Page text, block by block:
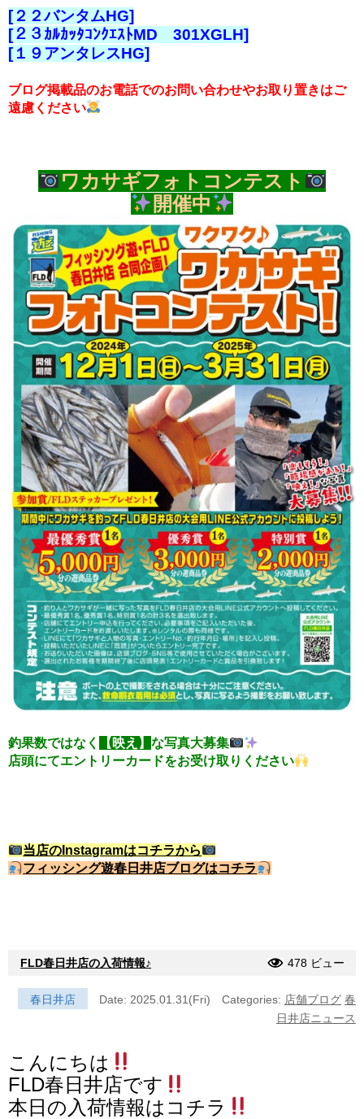
[２２バンタムHG]
[２３ｶﾙｶｯﾀｺﾝｸｴｽﾄMD 301XGLH]
[１９アンタレスHG]
ブログ掲載品のお電話でのお問い合わせやお取り置きはご
遠慮ください
ワカサギフォトコンテスト
開催中
釣果数ではなく 【映え】 な写真大募集
店頭にてエントリーカードをお受け取りください
当店のInstagramはコチラから
フィッシング遊春日井店ブログはコチラ
FLD春日井店の入荷情報♪ 478 ビュー
春日井店 Date: 2025.01.31(Fri) Categories: 店舗ブログ 春
日井店ニュース
こんにちは
FLD春日井店です
本日の入荷情報はコチラ